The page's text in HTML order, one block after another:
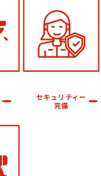
セキュリティー
完備